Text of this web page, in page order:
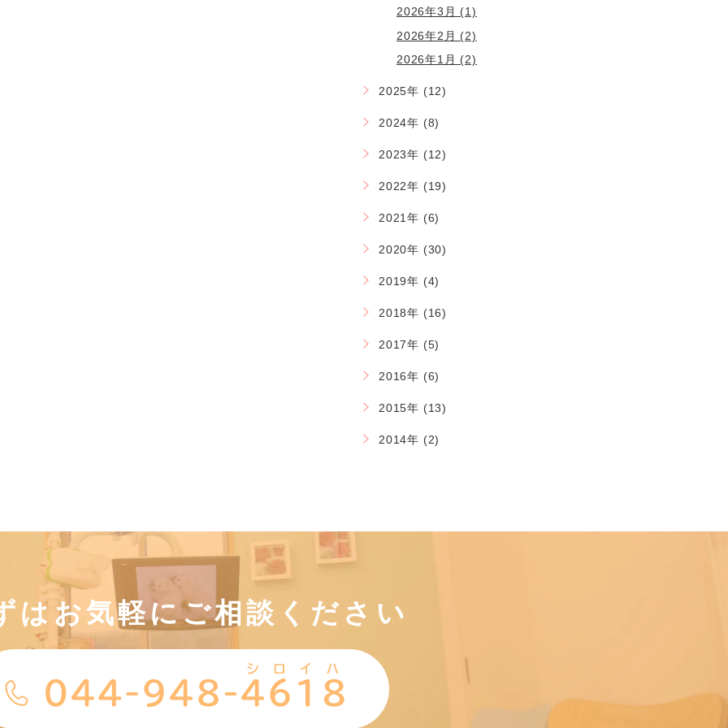
2026年3月 (1)
2026年2月 (2)
2026年1月 (2)
2025年 (12)
2024年 (8)
2023年 (12)
2022年 (19)
2021年 (6)
2020年 (30)
2019年 (4)
2018年 (16)
2017年 (5)
2016年 (6)
2015年 (13)
2014年 (2)
はお気軽にご相談ください